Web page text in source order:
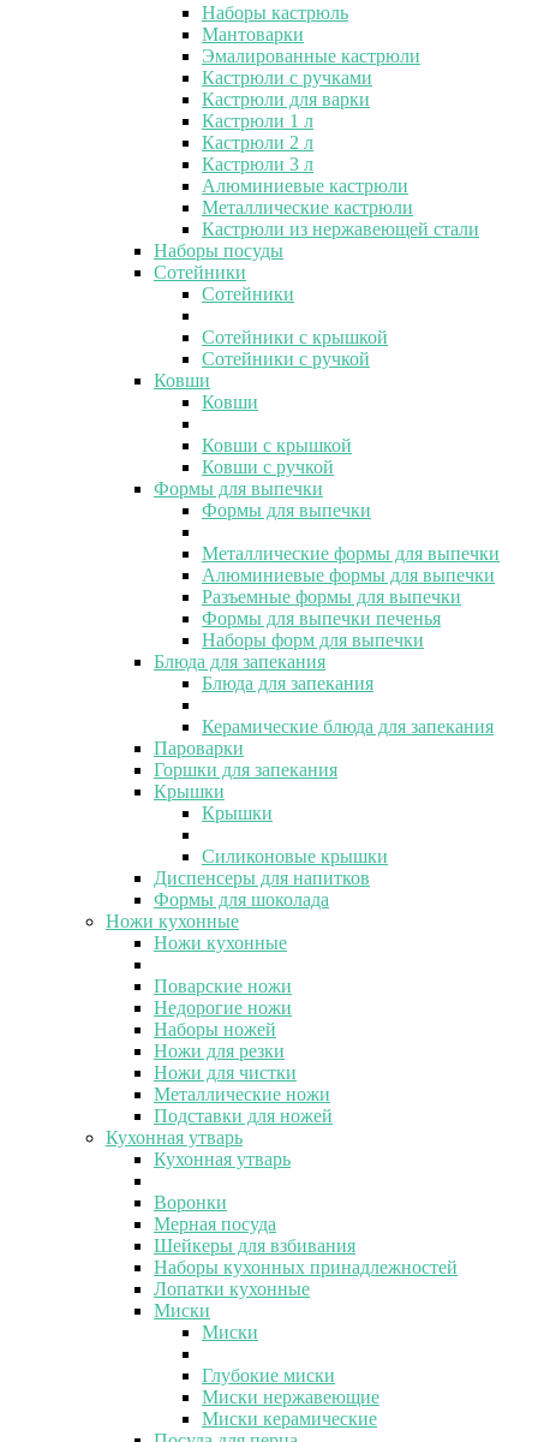
Наборы кастрюль
Мантоварки
Эмалированные кастрюли
Кастрюли с ручками
Кастрюли для варки
Кастрюли 1 л
Кастрюли 2 л
Кастрюли 3 л
Алюминиевые кастрюли
Металлические кастрюли
Кастрюли из нержавеющей стали
Наборы посуды
Сотейники
Сотейники
Сотейники с крышкой
Сотейники с ручкой
Ковши
Ковши
Ковши с крышкой
Ковши с ручкой
Формы для выпечки
Формы для выпечки
Металлические формы для выпечки
Алюминиевые формы для выпечки
Разъемные формы для выпечки
Формы для выпечки печенья
Наборы форм для выпечки
Блюда для запекания
Блюда для запекания
Керамические блюда для запекания
Пароварки
Горшки для запекания
Крышки
Крышки
Силиконовые крышки
Диспенсеры для напитков
Формы для шоколада
Ножи кухонные
Ножи кухонные
Поварские ножи
Недорогие ножи
Наборы ножей
Ножи для резки
Ножи для чистки
Металлические ножи
Подставки для ножей
Кухонная утварь
Кухонная утварь
Воронки
Мерная посуда
Шейкеры для взбивания
Наборы кухонных принадлежностей
Лопатки кухонные
Миски
Миски
Глубокие миски
Миски нержавеющие
Миски керамические